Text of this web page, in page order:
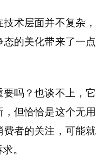
技术层面并不复杂，
的美化带来了一点
吗？也谈不上，它
但恰恰是这个无用
者的关注 ，可能就
。